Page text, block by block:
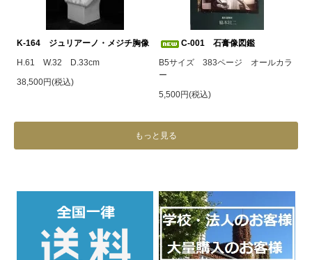
K-164 ジュリアーノ・メジチ胸像
H.61 W.32 D.33cm
38,500円(税込)
C-001 石膏像図鑑
B5サイズ 383ページ オールカラ
ー
5,500円(税込)
もっと見る